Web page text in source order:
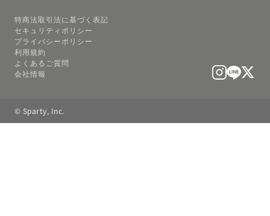
特商法取引法に基づく表記
セキュリティポリシー
プライバシーポリシー
利用規約
よくあるご質問
会社情報
© Sparty, Inc.